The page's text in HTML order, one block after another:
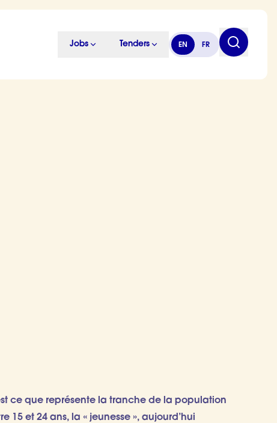
Jobs Tenders EN FR
ce que représente la tranche de la population
15 et 24 ans, la « jeunesse », aujourd’hui